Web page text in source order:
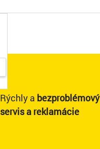
Rýchly a bezproblémový
servis a reklamácie